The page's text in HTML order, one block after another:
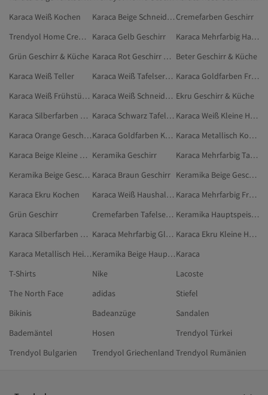
Karaca Weiß Kochen
Karaca Beige Schneidebretter Cremefarben Geschirr
Trendyol Home Cremefarben Geschirr & Küche
Karaca Gelb Geschirr
Karaca Mehrfarbig Hauptspeisenteller
Grün Geschirr & Küche
Karaca Rot Geschirr & Küche Beter Geschirr & Küche
Karaca Weiß Teller
Karaca Weiß Tafelservice
Karaca Goldfarben Frühstückssets
Karaca Weiß Frühstückssets
Karaca Weiß Schneidebretter Ekru Geschirr & Küche
Karaca Silberfarben Kochen
Karaca Schwarz Tafelservice
Karaca Weiß Kleine Haushaltsgeräte
Karaca Orange Geschirr & Küche
Karaca Goldfarben Kochen
Karaca Metallisch Kochen
Karaca Beige Kleine Haushaltsgeräte Keramika Geschirr
Karaca Mehrfarbig Tafelservice
Keramika Beige Geschirr & Küche Karaca Braun Geschirr
Keramika Beige Geschirr
Karaca Ekru Kochen
Karaca Weiß Haushaltswaren
Karaca Mehrfarbig Frühstückssets
Grün Geschirr
Cremefarben Tafelservice
Keramika Hauptspeisenteller
Karaca Silberfarben Heim & Möbel
Karaca Mehrfarbig Gläser & Kelche
Karaca Ekru Kleine Haushaltsgeräte
Karaca Metallisch Heim & Möbel
Keramika Beige HauptspeisentellerKaraca
T-Shirts
Nike
Lacoste
The North Face
adidas
Stiefel
Bikinis
Badeanzüge
Sandalen
Bademäntel
Hosen
Trendyol Türkei
Trendyol Bulgarien
Trendyol Griechenland Trendyol Rumänien